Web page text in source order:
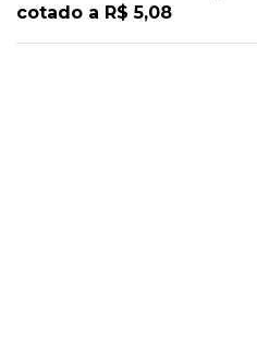
cotado a R$ 5,08